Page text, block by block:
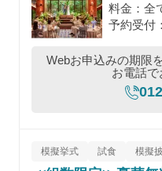
料金：全
予約受付
Webお申込みの期限
お電話で
模擬挙式 試食 模擬